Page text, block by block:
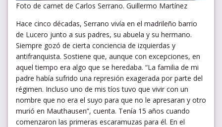
Foto de carnet de Carlos Serrano. Guillermo Martínez
Hace cinco décadas, Serrano vivía en el madrileño barrio
de Lucero junto a sus padres, su abuela y su hermano.
Siempre gozó de cierta conciencia de izquierdas y
antifranquista. Sostiene que, aunque con excepciones, en
aquel tiempo era algo que se heredaba. “La familia de mi
padre había sufrido una represión exagerada por parte del
régimen. Incluso uno de mis tíos tuvo que vivir con un
nombre que no era el suyo para que no le apresaran y otro
murió en Mauthausen”, cuenta. Tenía 15 años cuando
comenzaron las primeras escaramuzas para él. En el